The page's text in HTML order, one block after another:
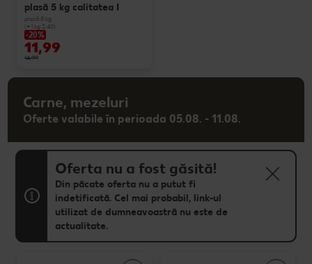
plasă 5 kg calitatea I
plasă 5 kg
(=1 kg 2.40)
-20%
11,99
14,99
Carne, mezeluri
Oferte valabile în perioada 05.08. - 11.08.
Oferta nu a fost găsită!
Din păcate oferta nu a putut fi
indetificată. Cel mai probabil, link-ul
utilizat de dumneavoastră nu este de
actualitate.